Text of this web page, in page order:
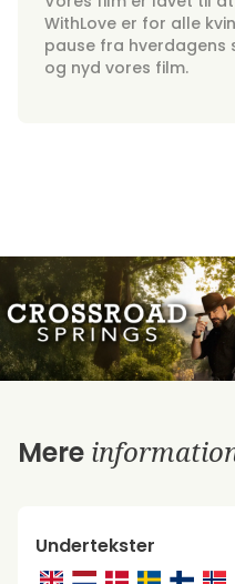
WithLove er for alle
pause fra
og nyd vores film.
Mere
Undertekster